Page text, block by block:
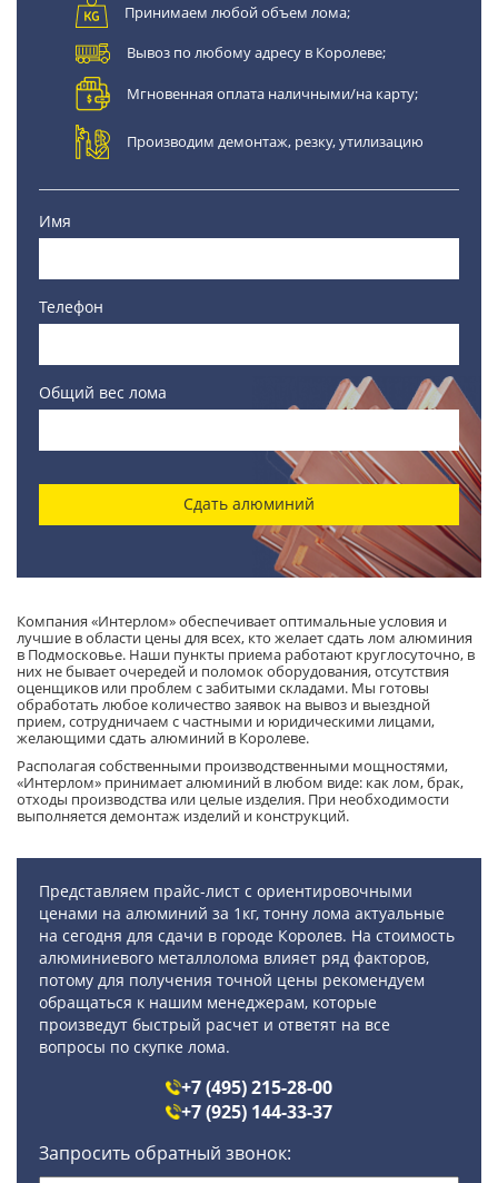
Принимаем любой объем лома;
Вывоз по любому адресу в Королеве;
Мгновенная оплата наличными/на карту;
Производим демонтаж, резку, утилизацию
Имя
Телефон
Общий вес лома
Сдать алюминий
Компания «Интерлом» обеспечивает оптимальные условия и
лучшие в области цены для всех, кто желает сдать лом алюминия
в Подмосковье. Наши пункты приема работают круглосуточно, в
них не бывает очередей и поломок оборудования, отсутствия
оценщиков или проблем с забитыми складами. Мы готовы
обработать любое количество заявок на вывоз и выездной
прием, сотрудничаем с частными и юридическими лицами,
желающими сдать алюминий в Королеве.
Располагая собственными производственными мощностями,
«Интерлом» принимает алюминий в любом виде: как лом, брак,
отходы производства или целые изделия. При необходимости
выполняется демонтаж изделий и конструкций.
Представляем прайс-лист с ориентировочными
ценами на алюминий за 1кг, тонну лома актуальные
на сегодня для сдачи в городе Королев. На стоимость
алюминиевого металлолома влияет ряд факторов,
потому для получения точной цены рекомендуем
обращаться к нашим менеджерам, которые
произведут быстрый расчет и ответят на все
вопросы по скупке лома.
+7 (495) 215-28-00
+7 (925) 144-33-37
Запросить обратный звонок: